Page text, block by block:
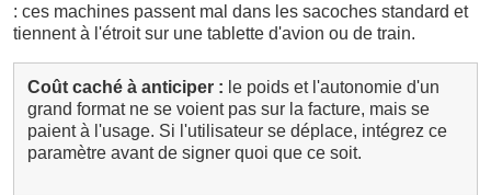
: ces machines passent mal dans les sacoches standard et
tiennent à l'étroit sur une tablette d'avion ou de train.
Coût caché à anticiper : le poids et l'autonomie d'un
grand format ne se voient pas sur la facture, mais se
paient à l'usage. Si l'utilisateur se déplace, intégrez ce
paramètre avant de signer quoi que ce soit.